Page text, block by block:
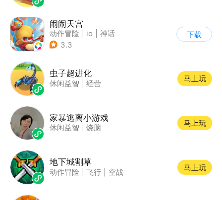
闹闹天宫
动作冒险 io
神话
| 中国风
3.3
下载
虫子超进化
休闲益智 经营
马上玩
家暴逃离小游戏
休闲益智 烧脑
马上玩
地下城割草
动作冒险 飞行 空战
马上玩